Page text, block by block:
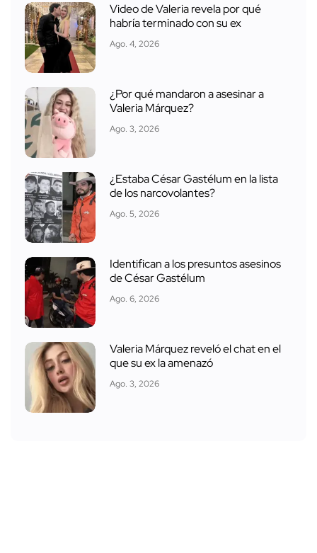
Video de Valeria revela por qué
habría terminado con su ex
Ago. 4, 2026
¿Por qué mandaron a asesinar a
Valeria Márquez?
Ago. 3, 2026
¿Estaba César Gastélum en la lista
de los narcovolantes?
Ago. 5, 2026
Identifican a los presuntos asesinos
de César Gastélum
Ago. 6, 2026
Valeria Márquez reveló el chat en el
que su ex la amenazó
Ago. 3, 2026